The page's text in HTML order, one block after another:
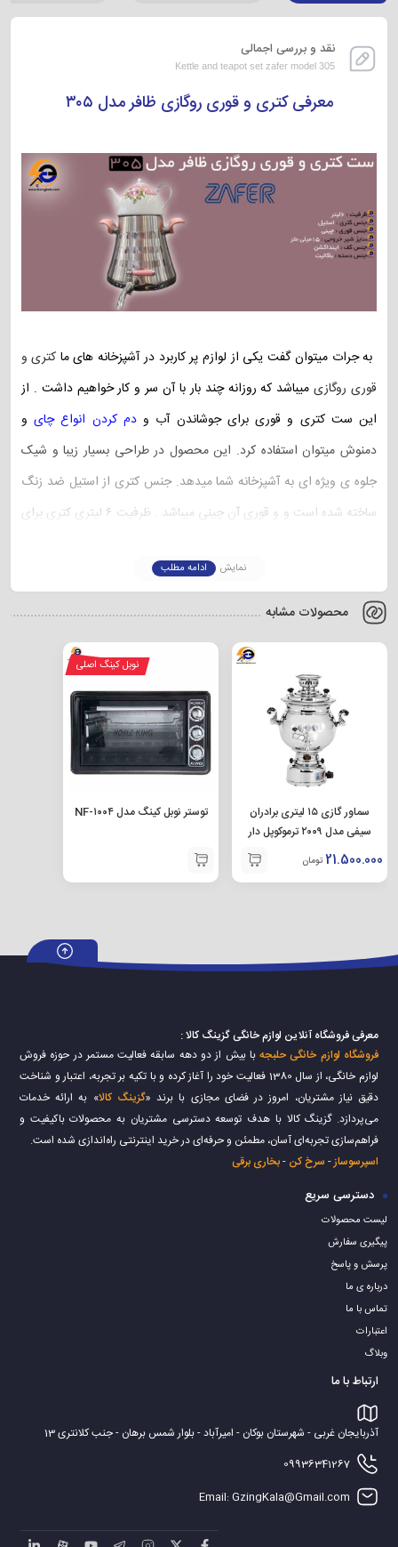
نقد و بررسی اجمالی
Kettle and teapot set zafer model 305
معرفی کتری و قوری روگازی ظافر مدل ۳۰۵
به جرات میتوان گفت یکی از لوازم پر کاربرد در آشپزخانه های ما کتری و
قوری روگازیمیباشد که روزانه چند بار با آن سر و کار خواهیم داشت . از
این ست کتری و قوری برای جوشاندن آب ودم کردن انواع چایو
دمنوش میتوان استفاده کرد. این محصول در طراحی بسیار زیبا و شیک
جلوه ی ویژه ای به آشپزخانه شما میدهد.جنس کتری از استیل ضد زنگ
ساخته شده است و و قوری آن چینی میباشد .
ظرفیت ۶ لیتری کتری برای
میباشد و به راحتی نمی سوزد و خراب نمیشود. و شما را در برابر حرارت
داغ کتری محافظت میکند.
محصول با وزن سبکی که دارد به راحتی در داخل آشپزخانه قابل جابه
جایی میباشد و شما میتوانید در هر جایی که دلخواهتان است آن را قرار
سایز شیر خروجی کتری ۱۵ میلی متر میباشد که آب به شکل روان از
آن خارج میشود و کمتر دچار آهک میشود .
قوری های روگازی ظافر است جنس کف این ست کتری و قوری اینداکشن
میباشد.
مشخصات ست کتری و قوری روگازی ظافر مدل ۳۰۵
ظرفیت کتری :
جنس بدنه کتری :
جنس قوری :
سایز شیر خروجی : ۱۵ میلی متر
نمایش ادامه مطلب
محصولات مشابه
سماور گازی ۱۵ لیتری برادران
سیفی مدل ۲۰۰۹ ترموکوپل دار
21.500.000 تومان
نوبل کینگ اصلی
توستر نوبل کینگ مدل NF-۱۰۰۴
معرفی فروشگاه آنلاین لوازم خانگی گزینگ کالا :
فروشگاه لوازم خانگی حلبجهبا بیش از دو دهه سابقه فعالیت مستمر در حوزه فروش
لوازم خانگی، از سال 1380 فعالیت خود را آغاز کرده و با تکیه بر تجربه، اعتبار و شناخت
دقیق نیاز مشتریان، امروز در فضای مجازی با برند «گزینگ کالا» به ارائه خدمات
می‌پردازد. گزینگ کالا با هدف توسعه دسترسی مشتریان به محصولات باکیفیت و
فراهم‌سازی تجربه‌ای آسان، مطمئن و حرفه‌ای در خرید اینترنتی راه‌اندازی شده است.
اسپرسوساز- سرخ کن -بخاری برقی
دسترسی سریع
لیست محصولات
پیگیری سفارش
پرسش و پاسخ
درباره ی ما
تماس با ما
اعتبارات
وبلاگ
ارتباط با ما
آذربایجان غربی - شهرستان بوکان - امیرآباد - بلوار شمس برهان - جنب کلانتری 13
09936341267
Email: GzingKala@Gmail.com